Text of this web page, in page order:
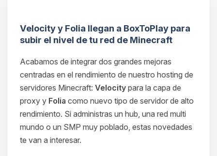
Velocity y Folia llegan a BoxToPlay para
subir el nivel de tu red de Minecraft
Acabamos de integrar dos grandes mejoras
centradas en el rendimiento de nuestro hosting de
servidores Minecraft: Velocity para la capa de
proxy y Folia como nuevo tipo de servidor de alto
rendimiento. Si administras un hub, una red multi
mundo o un SMP muy poblado, estas novedades
te van a interesar.